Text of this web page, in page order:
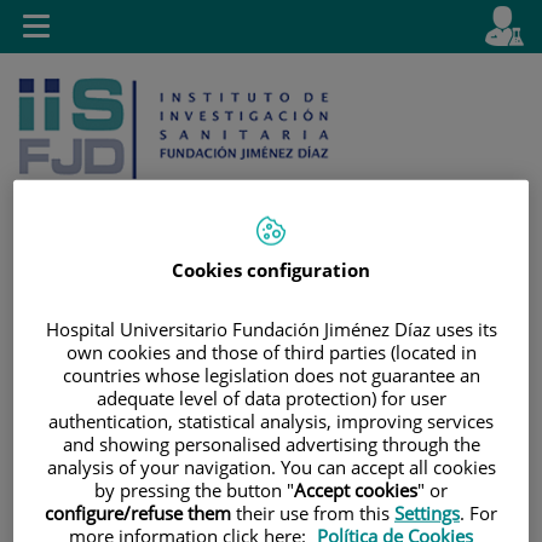
Jump to content
selector
Active
en
Toggle
navigation
Cookies configuration
Hospital Universitario Fundación Jiménez Díaz uses its
own cookies and those of third parties (located in
countries whose legislation does not guarantee an
adequate level of data protection) for user
authentication, statistical analysis, improving services
and showing personalised advertising through the
analysis of your navigation. You can accept all cookies
by pressing the button "Accept cookies" or
configure/refuse them their use from this Settings. For
more information click here: Política de Cookies